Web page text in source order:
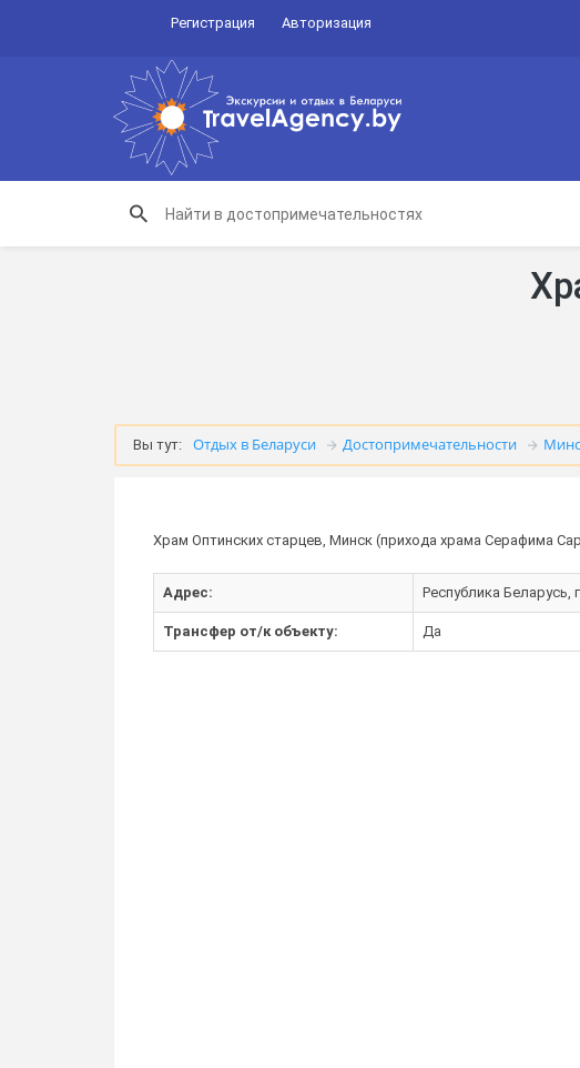
Регистрация Авторизация
Вы тут: Отдых в Беларуси Достопримечательности
Храм Оптинских старцев, Минск (прихода храма Серафима
Адрес: Республика Беларусь,
Трансфер от/к объекту: Да